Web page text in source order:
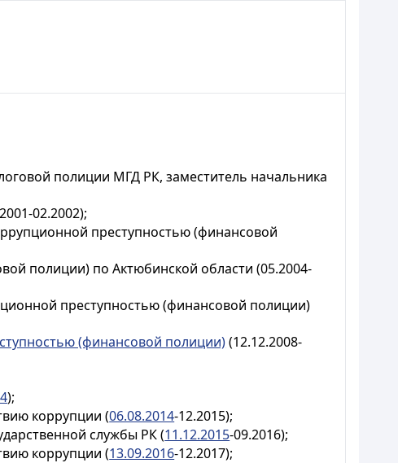
полиции МГД РК, заместитель начальника
02.2002);
преступностью (финансовой
полиции) по Актюбинской области (05.2004-
преступностью (финансовой полиции)
(финансовой полиции)(12.12.2008-
);
коррупции (06.08.2014-12.2015);
службы РК (11.12.2015-09.2016);
коррупции (13.09.2016-12.2017);